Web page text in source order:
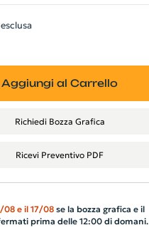
Aggiungi al Carrello
Richiedi Bozza Grafica
Ricevi Preventivo PDF
08 e il 17/08se la bozza grafica e il
prima delle 12:00 di domani.